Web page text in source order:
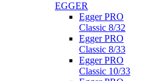
EGGER
Egger PRO
Classic 8/32
Egger PRO
Classic 8/33
Egger PRO
Classic 10/33